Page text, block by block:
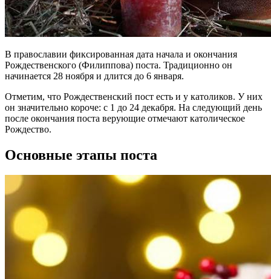
В православии фиксированная дата начала и окончания
Рождественского (Филиппова) поста. Традиционно он
начинается 28 ноября и длится до 6 января.
Отметим, что Рождественский пост есть и у католиков. У них
он значительно короче: с 1 до 24 декабря. На следующий день
после окончания поста верующие отмечают католическое
Рождество.
Основные этапы поста